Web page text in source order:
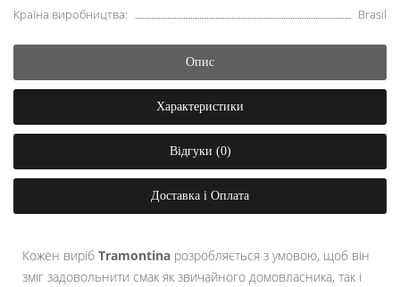
Країна виробництва:
Brasil
Опис
Характеристики
Відгуки (0)
Доставка і Оплата
Кожен виріб Tramontina розробляється з умовою, щоб він
зміг задовольнити смак як звичайного домовласника, так і